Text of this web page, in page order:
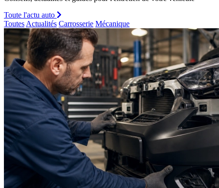
Toute l'actu auto
Toutes Actualités Carrosserie Mécanique